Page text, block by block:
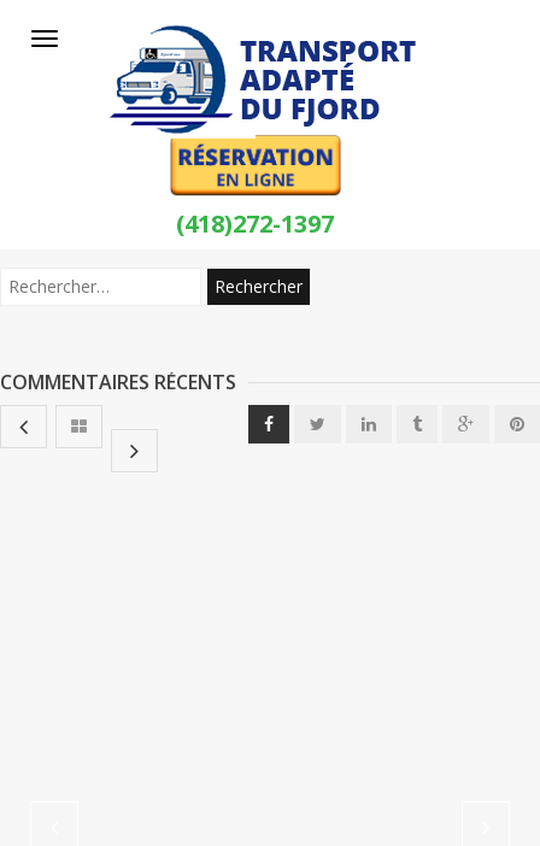
Toggle
navigation
(418)272-1397
COMMENTAIRES RÉCENTS